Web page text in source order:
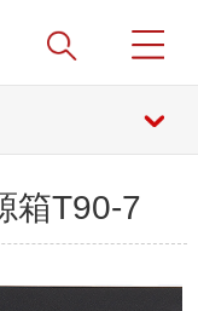
箱T90-7